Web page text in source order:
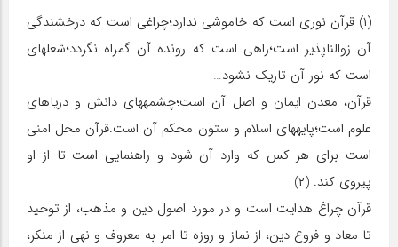
(۱) قرآن نوری است که خاموشی ندارد؛چراغی است که درخشندگی
آن زوال‏ناپذیر است؛راهی است که رونده آن گمراه نگردد؛شعله‏ای
است که نور آن تاریک نشود…
قرآن، معدن ایمان و اصل آن است؛چشمه‏های دانش و دریاهای
علوم است؛پایه‏های اسلام و ستون محکم آن است.قرآن محل امنی
است برای هر کس که وارد آن شود و راهنمایی است تا از او
پیروی کند. (۲)
قرآن چراغ هدایت است و در مورد اصول دین و مذهب، از توحید
تا معاد و فروع دین، از نماز و روزه تا امر به معروف و نهی از منکر،